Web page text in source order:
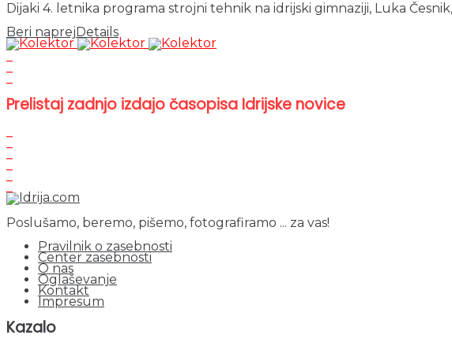
Dijaki 4. letnika programa strojni tehnik na idrijski gimnaziji, Luka
Beri naprej Details
Prelistaj zadnjo izdajo časopisa Idrijske novice
Poslušamo, beremo, pišemo, fotografiramo ... za vas!
Pravilnik o zasebnosti
Center zasebnosti
O nas
Oglaševanje
Kontakt
Impresum
Kazalo